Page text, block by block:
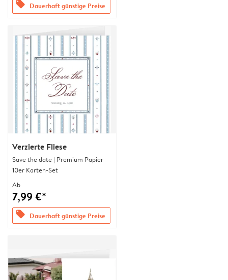
offers Dauerhaft günstige Preise
Verzierte Fliese
Save the date | Premium Papier
10er Karten-Set
Ab
7,99 €*
offers Dauerhaft günstige Preise